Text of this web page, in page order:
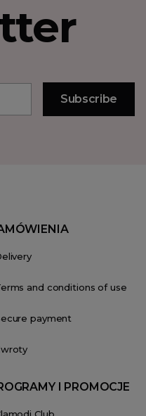
and conditions of use
payment
I PROMOCJE